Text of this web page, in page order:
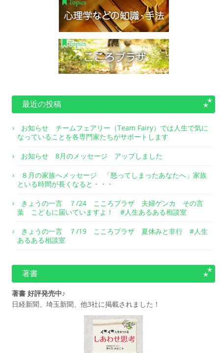
最近の投稿
お知らせ チームフェアリー（Team Fairy）では人生で気に
なっていることを各専門家たちがサポートします
お知らせ 8月のメッセージ アップしました
８月の家族へメッセージ 「怒ってしまったあなたへ」家族
といる時間が長くなると・・・
きょうの一言 ７/24 こころプラザ 夫婦ゲンカ その言
葉 こどもに届いていますよ！ #人生あるある相談室
きょうの一言 ７/19 こころプラザ 夏休みと非行 #人生
あるある相談室
著書
著書 好評発売中♪
日経新聞、埼玉新聞、他3社に掲載されました！